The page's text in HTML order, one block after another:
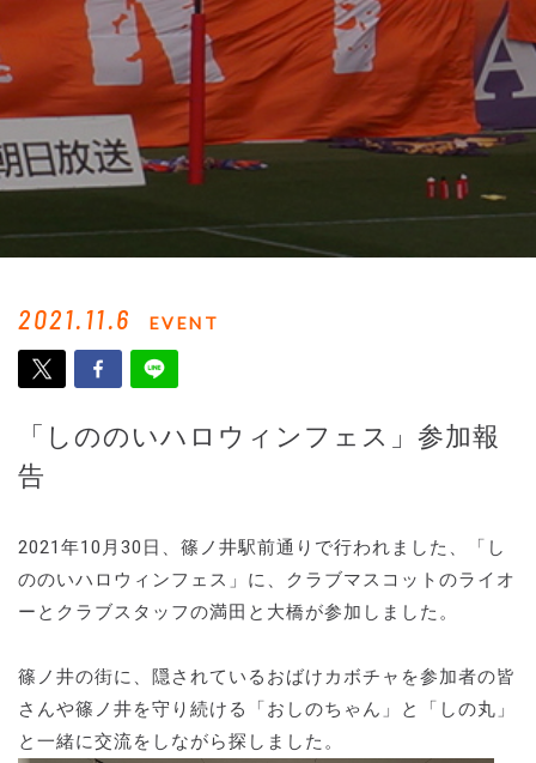
2021.11.6 EVENT
「しののいハロウィンフェス」参加報
告
2021年10月30日、篠ノ井駅前通りで行われました、「し
ののいハロウィンフェス」に、クラブマスコットのライオ
ーとクラブスタッフの満田と大橋が参加しました。
篠ノ井の街に、隠されているおばけカボチャを参加者の皆
さんや篠ノ井を守り続ける「おしのちゃん」と「しの丸」
と一緒に交流をしながら探しました。